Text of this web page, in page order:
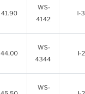
41.90
WS-
4142
I-
44.00
WS-
4344
I-
WS-